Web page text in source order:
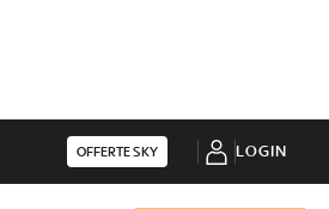
OFFERTE SKY LOGIN